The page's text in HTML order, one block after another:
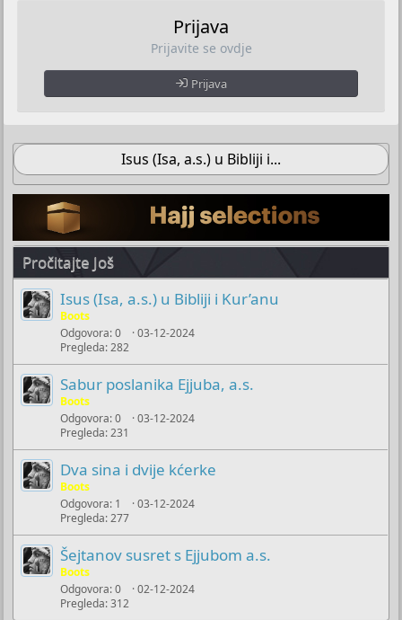
Prijava
Prijavite se ovdje
Prijava
Isus (Isa, a.s.) u Bibliji i...
Pročitajte Još
Isus (Isa, a.s.) u Bibliji i Kur’anu
Boots
Odgovora 0
Pregleda 282
03-12-2024
Sabur poslanika Ejjuba, a.s.
Boots
Odgovora 0
Pregleda 231
03-12-2024
Dva sina i dvije kćerke
Boots
Odgovora 1
Pregleda 277
03-12-2024
Šejtanov susret s Ejjubom a.s.
Boots
Odgovora 0
Pregleda 312
02-12-2024